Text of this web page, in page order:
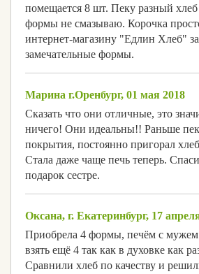
помещается 8 шт. Пеку разный
формы не смазываю. Корочка
интернет-магазину "Едлин Хлеб"
замечательные формы.
Марина г.Оренбург, 01 мая 2018
Сказать что они отличные, это
ничего! Они идеальны!! Раньше
покрытия, постоянно пригорал
Стала даже чаще печь теперь.
подарок сестре.
Оксана, г. Екатеринбург, 17
Приобрела 4 формы, печём с
взять ещё 4 так как в духовке как
Сравнили хлеб по качеству и